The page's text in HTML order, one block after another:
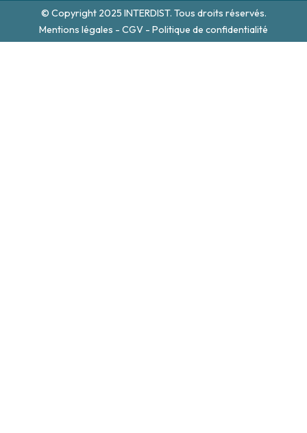
© Copyright 2025 INTERDIST. Tous droits réservés.
Mentions légales - CGV - Politique de confidentialité